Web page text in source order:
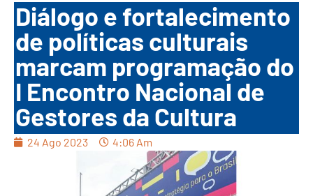
Diálogo e fortalecimento
de políticas culturais
marcam programação do
I Encontro Nacional de
Gestores da Cultura
24 Ago 2023 4:06 Am